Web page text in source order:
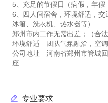
5、充足的节假日（病假，年假
6、四人间宿舍，环境舒适，交
冰箱、洗衣机、热水器等）
郑州市内工作无需出差；（合
环境舒适，团队气氛融洽，空
公司地址：河南省郑州市管城
专业要求